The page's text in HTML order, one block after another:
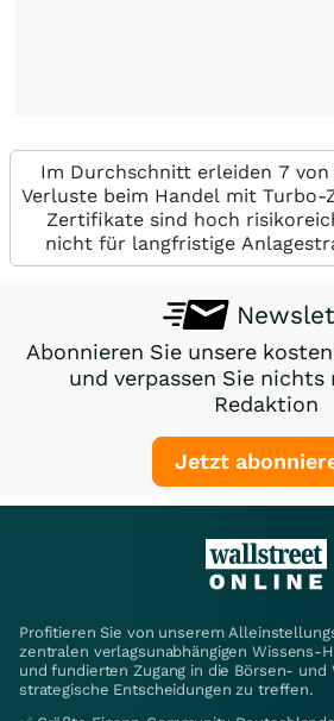
Im Durchschnitt erleiden 7
Verluste beim Handel mit
Zertifikate sind hoch
nicht für langfristige
Abonnieren Sie unsere
und verpassen Sie nichts
Redaktion
Jetzt
Profitieren Sie von unserem
zentralen verlagsunabhängigen Wissens-
und fundierten Zugang in die Börsen-
strategische Entscheidungen zu treffen.